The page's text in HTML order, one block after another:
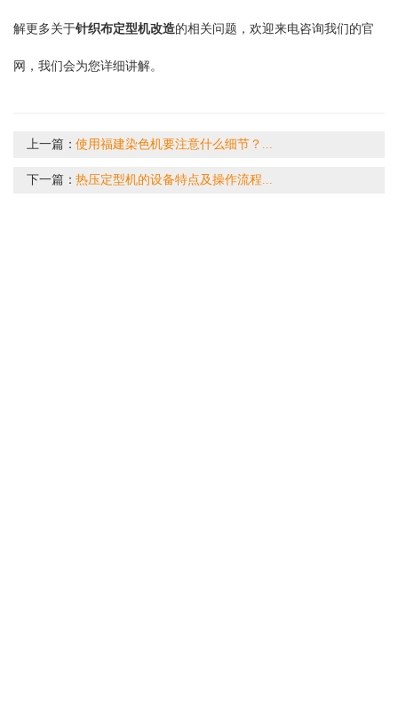
解更多关于针织布定型机改造的相关问题，欢迎来电咨询我们的官
网，我们会为您详细讲解。
上一篇：使用福建染色机要注意什么细节？...
下一篇：热压定型机的设备特点及操作流程...